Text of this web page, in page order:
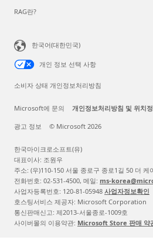
RAG란?
한국어(대한민국)
개인 정보 선택 사항
소비자 상태 개인정보처리방침
Microsoft에 문의 개인정보처리방침 및 위치
광고 정보 © Microsoft 2026
한국마이크로소프트(유)
대표이사: 조원우
주소: (우)110-150 서울 종로구 종로1길 50 더 케
전화번호: 02-531-4500, 메일: ms-
사업자등록번호: 120-81-05948 사업자정보확인
호스팅서비스 제공자: Microsoft Corporation
통신판매신고: 제2013-서울종로-1009호
사이버몰의 이용약관: Microsoft Store 판매 약